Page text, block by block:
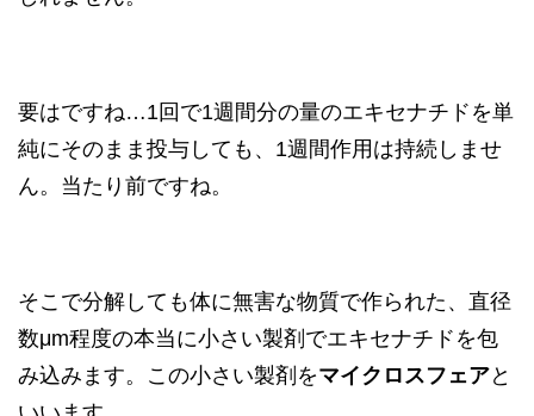
要はですね…1回で1週間分の量のエキセナチドを単
純にそのまま投与しても、1週間作用は持続しませ
ん。当たり前ですね。
そこで分解しても体に無害な物質で作られた、直径
数μm程度の本当に小さい製剤でエキセナチドを包
み込みます。この小さい製剤をマイクロスフェアと